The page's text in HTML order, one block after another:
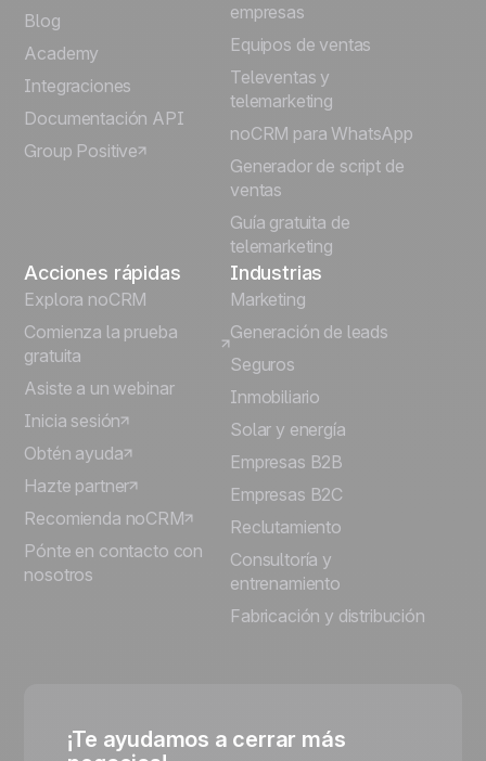
Português
Italiano
Deutsch
Blog
Academy
Integraciones
Documentación API
Group Positive
empresas
Equipos de ventas
Televentas y
telemarketing
noCRM para WhatsApp
Generador de script de
ventas
Guía gratuita de
telemarketing
Acciones rápidas
Explora noCRM
Comienza la prueba
gratuita
Asiste a un webinar
Inicia sesión
Obtén ayuda
Hazte partner
Recomienda noCRM
Pónte en contacto con
nosotros
Industrias
Marketing
Generación de leads
Seguros
Inmobiliario
Solar y energía
Empresas B2B
Empresas B2C
Reclutamiento
Consultoría y
entrenamiento
Fabricación y distribución
¡Te ayudamos a cerrar más